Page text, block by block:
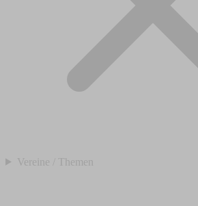
Vereine / Themen